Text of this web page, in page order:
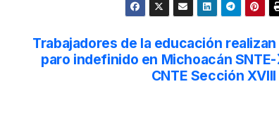
Trabajadores de la educación realizan
paro indefinido en Michoacán SNTE-
CNTE Sección XVIII